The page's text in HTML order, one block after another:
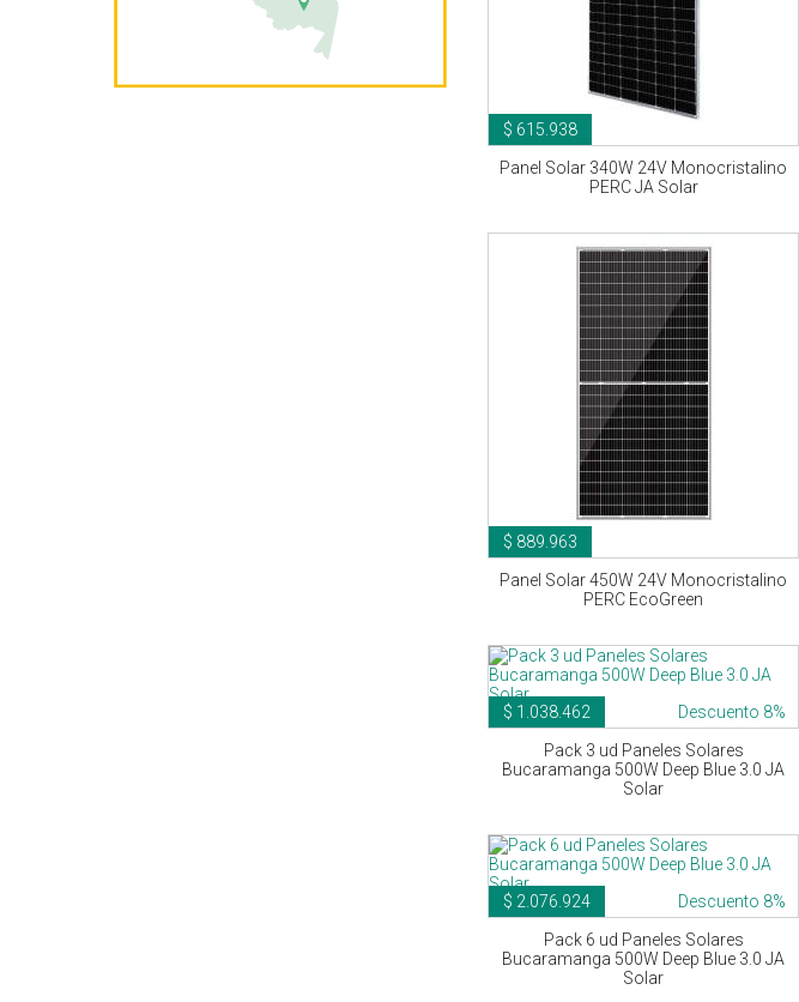
$ 615.938
Panel Solar 340W 24V Monocristalino
PERC JA Solar
$ 889.963
Panel Solar 450W 24V Monocristalino
PERC EcoGreen
$ 1.038.462
Descuento 8%
Pack 3 ud Paneles Solares
Bucaramanga 500W Deep Blue 3.0 JA
Solar
$ 2.076.924
Descuento 8%
Pack 6 ud Paneles Solares
Bucaramanga 500W Deep Blue 3.0 JA
Solar